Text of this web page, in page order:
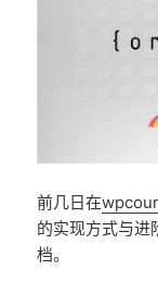
前几日在
的实现方式与进
档。